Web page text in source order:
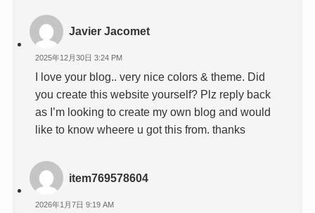
Javier Jacomet
2025年12月30日 3:24 PM
I love your blog.. very nice colors & theme. Did
you create this website yourself? Plz reply back
as I’m looking to create my own blog and would
like to know wheere u got this from. thanks
item769578604
2026年1月7日 9:19 AM